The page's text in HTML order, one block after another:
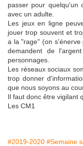
passer pour quelqu'un
avec un adulte.
Les jeux en ligne
jouer trop souvent et
a la "rage" (on s'énerve
demandent de
personnages.
Les réseaux sociaux
trop donner
que nous soyons au
Il faut donc être vigilant
Les CM1
#2019-2020 #Semaine